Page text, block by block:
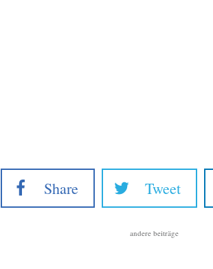
Share Tweet
andere beiträge